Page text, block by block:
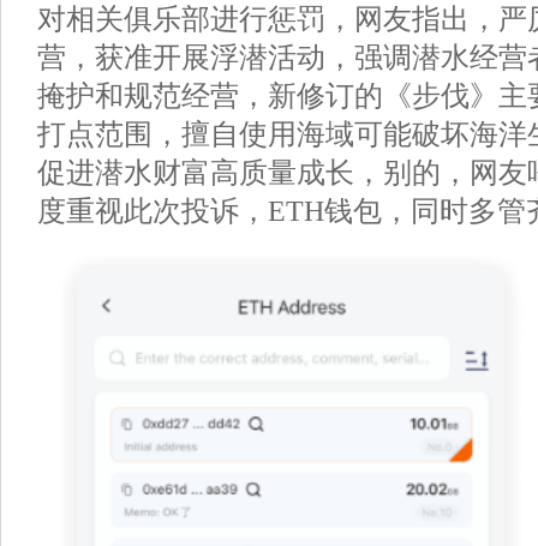
对相关俱乐部进行惩罚，网友指出，
营，获准开展浮潜活动，强调潜水经
掩护和规范经营，新修订的《步伐》
打点范围，擅自使用海域可能破坏海
促进潜水财富高质量成长，别的，网
度重视此次投诉，ETH钱包，同时多管